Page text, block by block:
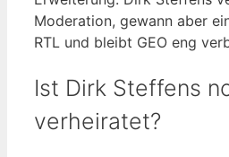
Moderation, gewann aber
RTL und bleibt GEO eng
Ist Dirk Steffens
verheiratet?